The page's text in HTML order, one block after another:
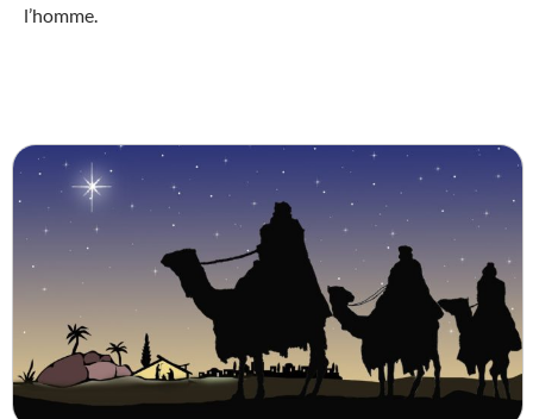
l’homme.